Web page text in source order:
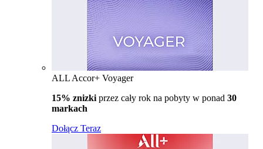
ALL Accor+ Voyager
15% znizki przez cały rok na pobyty w ponad 30
markach
Dołącz Teraz